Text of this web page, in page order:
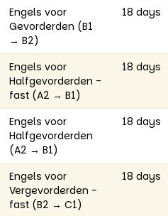
Engels voor
Gevorderden (B1
→ B2)
18 days
Engels voor
Halfgevorderden -
fast (A2 → B1)
18 days
Engels voor
Halfgevorderden
(A2 → B1)
18 days
Engels voor
Vergevorderden -
fast (B2 → C1)
18 days